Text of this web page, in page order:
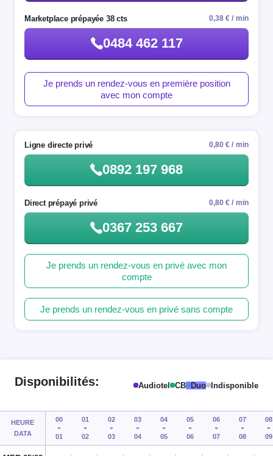
Marketplace prépayée 38 cts 0,38 € / min
0484 462 117
Je prends un rendez-vous en première position
avec mon compte
Ligne directe privé 0,80 € / min
0892 197 968
Direct prépayé privé 0,80 € / min
0367 253 667
Je prends un rendez-vous en privé avec mon
compte
Je prends un rendez-vous en privé sans compte
Disponibilités: Audiotel CB Duo Indisponible
HEURE
DATA
00
01
01
02
02
03
03
04
04
05
05
06
06
07
07
08
08
09